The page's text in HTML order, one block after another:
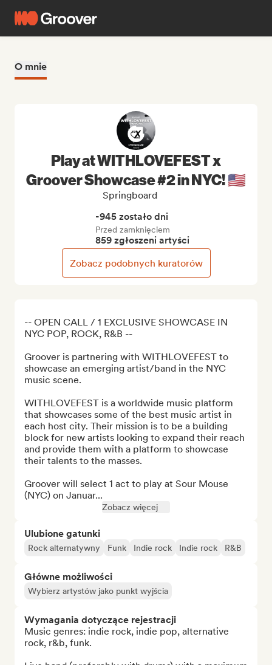
O mnie
-- OPEN CALL / 1 EXCLUSIVE SHOWCASE IN
NYC POP, ROCK, R&B --
Groover is partnering with WITHLOVEFEST to
showcase an emerging artist/band in the NYC
music scene.
WITHLOVEFEST is a worldwide music platform
that showcases some of the best music artist in
each host city. Their mission is to be a building
block for new artists looking to expand their reach
and provide them with a platform to showcase
their talents to the masses.
Groover will select 1 act to play at Sour Mouse
(NYC) on Januar...
Zobacz więcej
Ulubione gatunki
Rock alternatywny Funk Indie rock Indie rock R&B
Główne możliwości
Wybierz artystów jako punkt wyjścia
Wymagania dotyczące rejestracji
Music genres: indie rock, indie pop, alternative
rock, r&b, funk.
Play at WITHLOVEFEST x
Groover Showcase #2 in NYC! 🇺🇸
Springboard
-945 zostało dni
Przed zamknięciem
859 zgłoszeni artyści
Zobacz podobnych kuratorów